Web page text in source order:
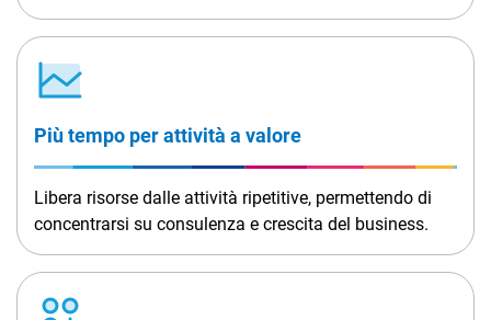
Più tempo per attività a valore
Libera risorse dalle attività ripetitive, permettendo di
concentrarsi su consulenza e crescita del business.